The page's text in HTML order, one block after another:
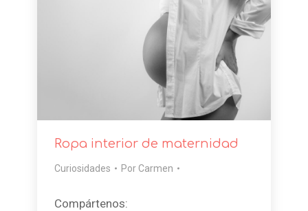
Ropa interior de maternidad
Curiosidades Por Carmen
Compártenos: